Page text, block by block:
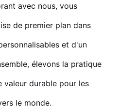
avec nous, vous
de premier plan dans
et d'un
élevons la pratique
valeur durable pour les
le monde.